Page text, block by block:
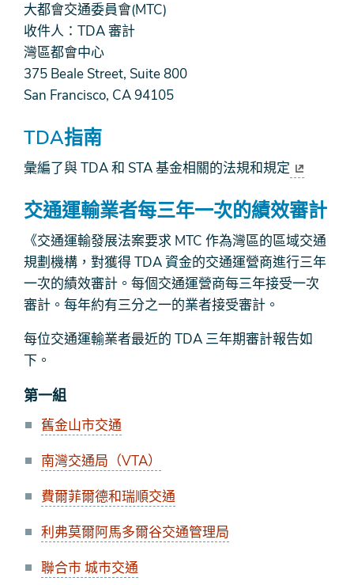
大都會交通委員會(MTC)
收件人：TDA 審計
灣區都會中心
375 Beale Street, Suite 800
San Francisco, CA 94105
TDA指南
彙編了與 TDA 和 STA 基金相關的法規和規定
交通運輸業者每三年一次的績效審計
《交通運輸發展法案要求 MTC 作為灣區的區域交通
規劃機構，對獲得 TDA 資金的交通運營商進行三年
一次的績效審計。每個交通運營商每三年接受一次
審計。每年約有三分之一的業者接受審計。
每位交通運輸業者最近的 TDA 三年期審計報告如
下。
第一組
舊金山市交通
南灣交通局（VTA）
費爾菲爾德和瑞順交通
利弗莫爾阿馬多爾谷交通管理局
聯合市 城市交通